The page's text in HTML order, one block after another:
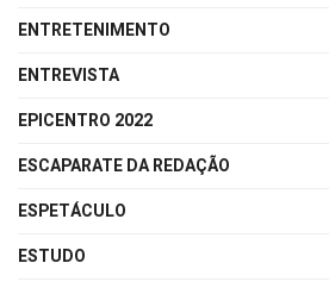
ENTRETENIMENTO
ENTREVISTA
EPICENTRO 2022
ESCAPARATE DA REDAÇÃO
ESPETÁCULO
ESTUDO